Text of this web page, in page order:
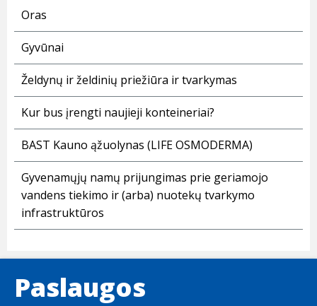
Oras
Gyvūnai
Želdynų ir želdinių priežiūra ir tvarkymas
Kur bus įrengti naujieji konteineriai?
BAST Kauno ąžuolynas (LIFE OSMODERMA)
Gyvenamųjų namų prijungimas prie geriamojo
vandens tiekimo ir (arba) nuotekų tvarkymo
infrastruktūros
Paslaugos